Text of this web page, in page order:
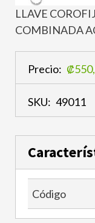
LLAVE
COMBINADA
Precio:
SKU: 49011
Código